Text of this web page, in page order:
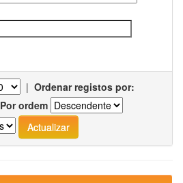
| Ordenar registos por:
Por ordem